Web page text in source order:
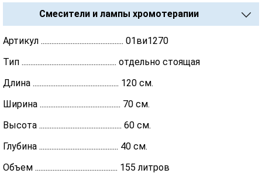
Смесители и лампы хромотерапии
Артикул ............................................... 01ви1270
Тип ...................................................... отдельно стоящая
Длина ................................................. 120 см.
Ширина .............................................. 70 см.
Высота ............................................... 60 см.
Глубина ............................................. 40 см.
Объем ............................................... 155 литров